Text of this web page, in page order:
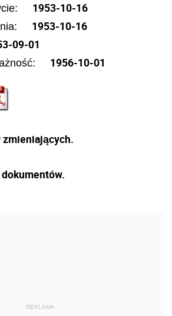
1953-10-16
1953-10-16
09-01
1956-10-01
zmieniających.